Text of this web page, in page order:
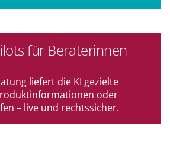
für Beraterinnen
liefert die KI gezielte
oder
– live und rechtssicher.